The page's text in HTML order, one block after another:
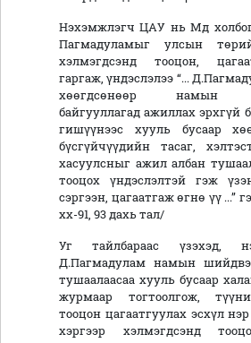
Нэхэмжлэгч ЦАУ нь Мд
Пагмадуламыг улсын
хэлмэгдсэнд тооцон,
гаргаж, үндэслэлээ “...
хөөгдсөнөөр намын
байгууллагад ажиллах эрхгүй
гишүүнээс хууль бусаар
бүсгүйчүүдийн тасаг,
хасуулсныг ажил албан
тооцох үндэслэлтэй гэж
сэргээн, цагаатгаж өгнө үү ...”
хх-91, 93 дахь тал/
Уг тайлбараас үзэхэд,
Д.Пагмадулам намын
тушаалаасаа хууль бусаар
журмаар тогтоолгож,
тооцон цагаатгуулах эсхүл
хэргээр хэлмэгдсэнд